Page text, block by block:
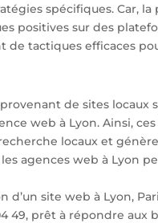
spécifiques. Car,
positives sur des
de tactiques efficaces
de sites
web à Lyon. Ainsi,
locaux et
agences web à Lyon
d’un site web à Lyon,
49, prêt à répondre aux